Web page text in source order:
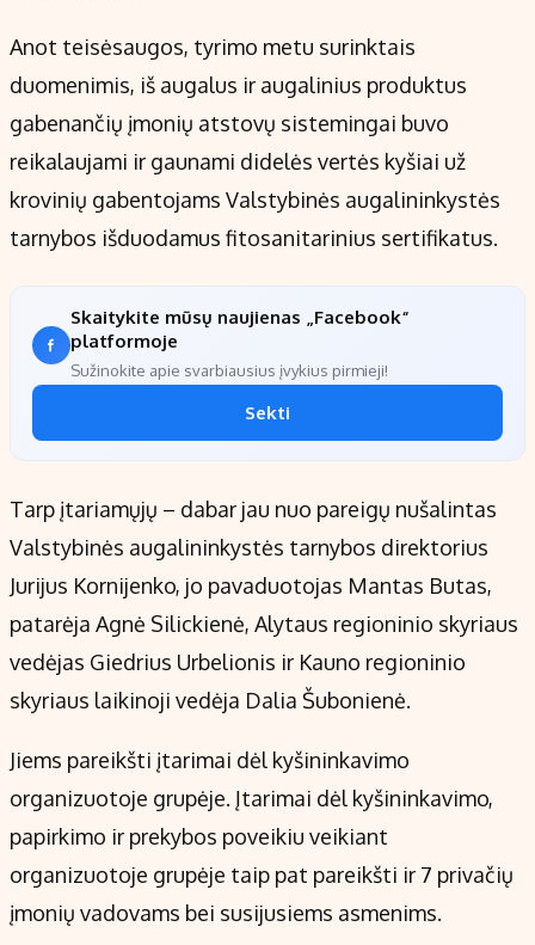
Anot teisėsaugos, tyrimo metu surinktais
duomenimis, iš augalus ir augalinius produktus
gabenančių įmonių atstovų sistemingai buvo
reikalaujami ir gaunami didelės vertės kyšiai už
krovinių gabentojams Valstybinės augalininkystės
tarnybos išduodamus fitosanitarinius sertifikatus.
Skaitykite mūsų naujienas „Facebook“
platformoje
Sužinokite apie svarbiausius įvykius pirmieji!
Sekti
Tarp įtariamųjų – dabar jau nuo pareigų nušalintas
Valstybinės augalininkystės tarnybos direktorius
Jurijus Kornijenko, jo pavaduotojas Mantas Butas,
patarėja Agnė Silickienė, Alytaus regioninio skyriaus
vedėjas Giedrius Urbelionis ir Kauno regioninio
skyriaus laikinoji vedėja Dalia Šubonienė.
Jiems pareikšti įtarimai dėl kyšininkavimo
organizuotoje grupėje. Įtarimai dėl kyšininkavimo,
papirkimo ir prekybos poveikiu veikiant
organizuotoje grupėje taip pat pareikšti ir 7 privačių
įmonių vadovams bei susijusiems asmenims.